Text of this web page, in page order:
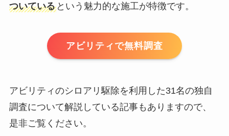
ついているという魅力的な施工が特徴です。
アビリティで無料調査
アビリティのシロアリ駆除を利用した31名の独自
調査について解説している記事もありますので、
是非ご覧ください。